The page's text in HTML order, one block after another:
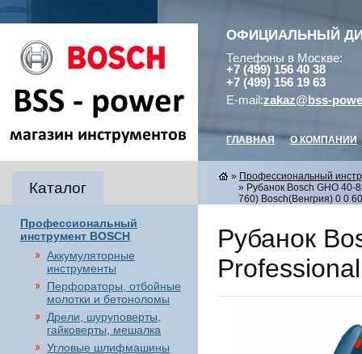
ОФИЦИАЛЬНЫЙ
Телефоны в Москве:
+7 (499) 156 40 38
+7 (499) 156 19 63
E-mail:zakaz@bss-
ГЛАВНАЯ О КОМПАНИИ
Каталог
Профессиональный
инструмент BOSCH
Аккумуляторные
инструменты
Перфораторы, отбойные
молотки и бетоноломы
Дрели, шуруповерты,
гайковерты, мешалка
Угловые шлифмашины
» Профессиональный
» Рубанок Bosch GHO
760) Bosch(Венгрия) 0 0
Рубанок